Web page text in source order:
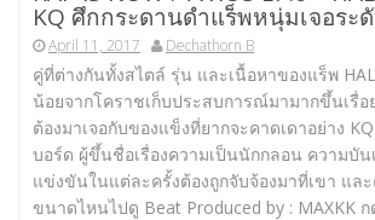
KQ ศึกกระดานดำแร็พหนุ่มเจอระ
April 11, 2017 Dechathorn B
คู่ที่ต่างกันทั้งสไตล์ รุ่น และเนื้อหาของแร็พ
น้อยจากโคราชเก็บประสบการณ์มามากขึ้นเรื่อ
ต้องมาเจอกับของแข็งที่ยากจะคาดเดาอย่าง
บอร์ด ผู้ขึ้นชื่อเรื่องความเป็นนักกลอน ความบัน
แข่งขันในแต่ละครั้งต้องถูกจับจ้องมาที่เขา แล
ขนาดไหนไปดู Beat Produced by : MAXKK